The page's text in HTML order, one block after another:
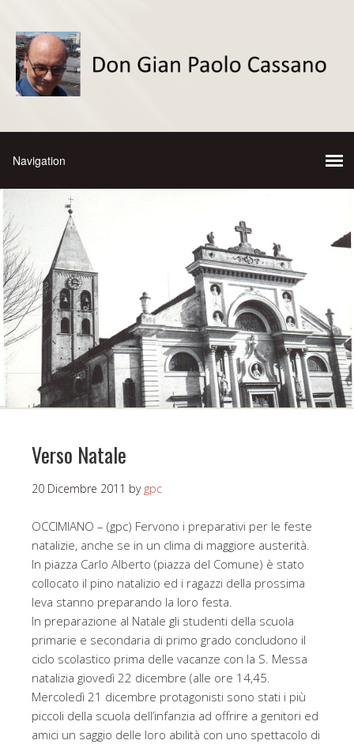
Verso Natale
20 Dicembre 2011 by gpc
OCCIMIANO – (gpc) Fervono i preparativi per le feste
natalizie, anche se in un clima di maggiore austerità.
In piazza Carlo Alberto (piazza del Comune) è stato
collocato il pino natalizio ed i ragazzi della prossima
leva stanno preparando la loro festa.
In preparazione al Natale gli studenti della scuola
primarie e secondaria di primo grado concludono il
ciclo scolastico prima delle vacanze con la S. Messa
natalizia giovedì 22 dicembre (alle ore 14,45.
Mercoledì 21 dicembre protagonisti sono stati i più
piccoli della scuola dell’infanzia ad offrire a genitori ed
amici un saggio delle loro abilità con uno spettacolo di